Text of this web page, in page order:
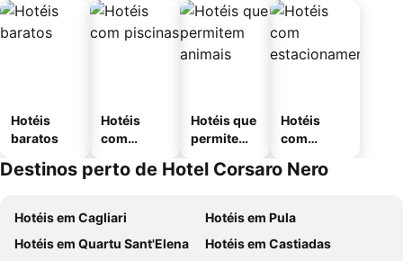
Hotéis
baratos
Hotéis
com
Hotéis que
permitem
Hotéis
com
mento
Destinos perto de Hotel Corsaro Nero
Hotéis em Cagliari
Hotéis em Pula
Hotéis em Quartu Sant'Elena
Hotéis em Castiadas